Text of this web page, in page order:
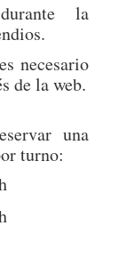
la
necesario
de la web.
una
turno: